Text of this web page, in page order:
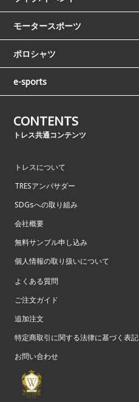
モータースポーツ
ポロシャツ
e-sports
CONTENTS
トレス共通コンテンツ
トレスについて
TRESアンバサダー
SDGsへの取り組み
会社概要
無料サンプル申し込み
個人情報の取り扱いについて
よくある質問
ご注文ガイド
追加注文
特定商取引に関する法律に基づく表記
お問い合わせ